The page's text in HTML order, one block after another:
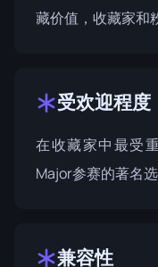
藏价值，收藏家和
受欢迎程度
在收藏家中最受
Major参赛的著名
兼容性